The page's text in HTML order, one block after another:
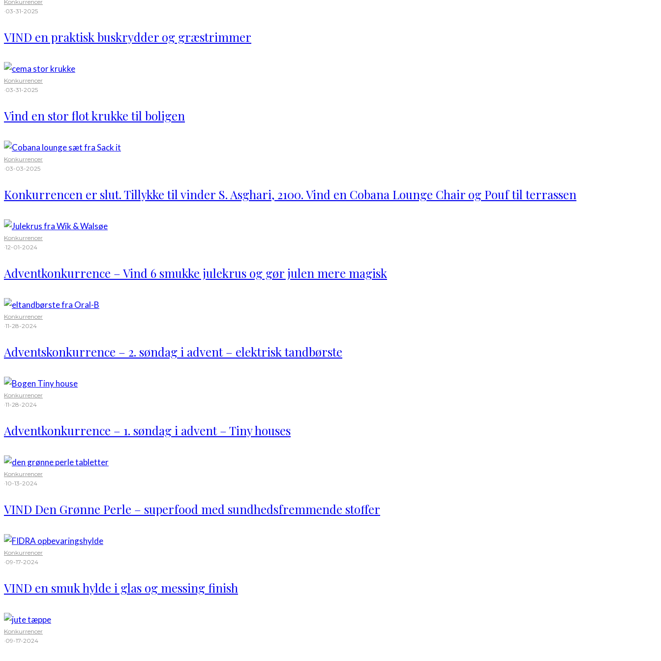
Konkurrencer
·03-31-2025
VIND en praktisk buskrydder og græstrimmer
Konkurrencer
·03-31-2025
Vind en stor flot krukke til boligen
Konkurrencer
·03-03-2025
Konkurrencen er slut. Tillykke til vinder S. Asghari, 2100. Vind en Cobana Lounge Chair og Pouf til terrassen
Konkurrencer
·12-01-2024
Adventkonkurrence – Vind 6 smukke julekrus og gør julen mere magisk
Konkurrencer
·11-28-2024
Adventskonkurrence – 2. søndag i advent – elektrisk tandbørste
Konkurrencer
·11-28-2024
Adventkonkurrence – 1. søndag i advent – Tiny houses
Konkurrencer
·10-13-2024
VIND Den Grønne Perle – superfood med sundhedsfremmende stoffer
Konkurrencer
·09-17-2024
VIND en smuk hylde i glas og messing finish
Konkurrencer
·09-17-2024